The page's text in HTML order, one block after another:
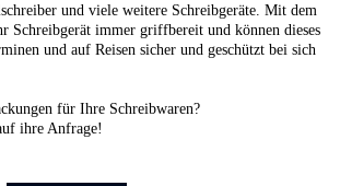
und viele weitere Schreibgeräte. Mit dem
Schreibgerät immer griffbereit und können dieses
und auf Reisen sicher und geschützt bei sich
für Ihre Schreibwaren?
ihre Anfrage!